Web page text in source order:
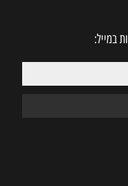
במייל: